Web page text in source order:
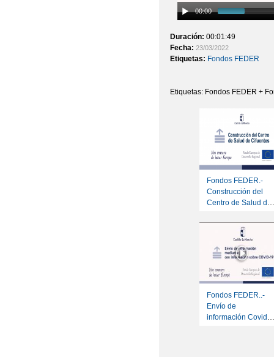
00:00
Duración: 00:01:49
Fecha: 23/03/2022
Etiquetas: Fondos FEDER
Etiquetas: Fondos FEDER +
Fondos FEDER.-
Construcción del
Centro de Salud de
Fondos FEDER..-
Envío de
información Covid-